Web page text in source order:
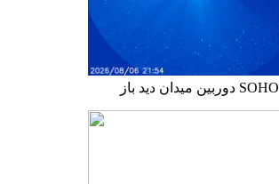
دوربین میدان دید باز SOHO